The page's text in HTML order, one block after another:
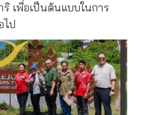
เพื่อเป็นต้นแบบในการ
ป